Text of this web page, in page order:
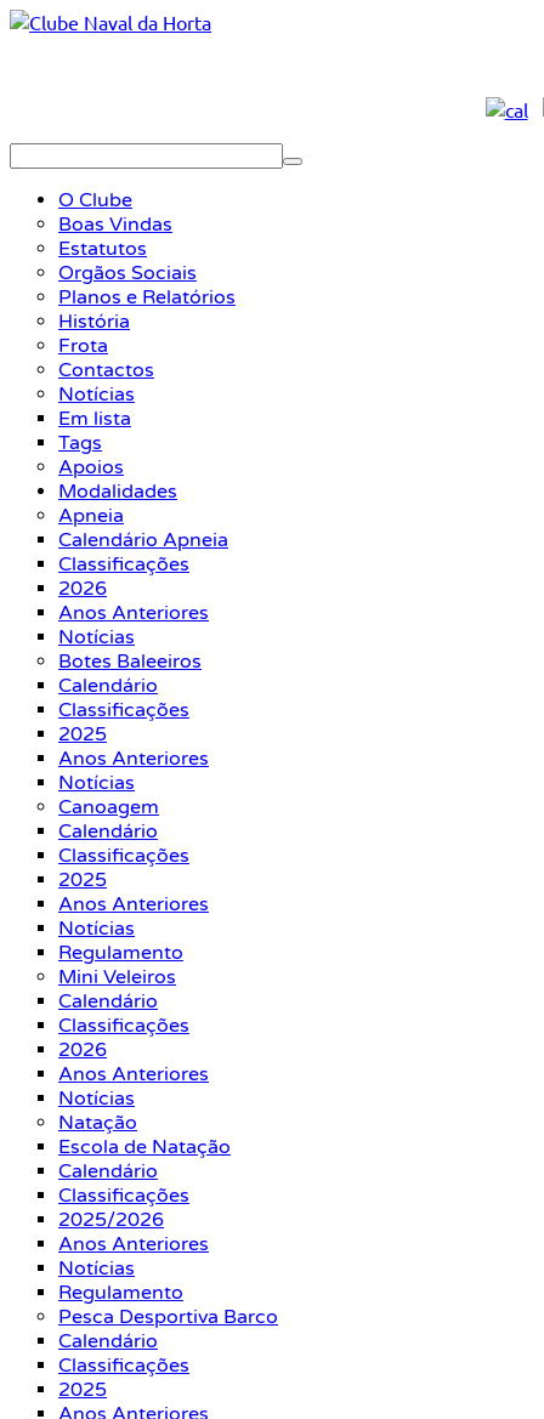
O Clube
Boas Vindas
Estatutos
Orgãos Sociais
Planos e Relatórios
História
Frota
Contactos
Notícias
Em lista
Tags
Apoios
Modalidades
Apneia
Calendário Apneia
Classificações
2026
Anos Anteriores
Notícias
Botes Baleeiros
Calendário
Classificações
2025
Anos Anteriores
Notícias
Canoagem
Calendário
Classificações
2025
Anos Anteriores
Notícias
Regulamento
Mini Veleiros
Calendário
Classificações
2026
Anos Anteriores
Notícias
Natação
Escola de Natação
Calendário
Classificações
2025/2026
Anos Anteriores
Notícias
Regulamento
Pesca Desportiva Barco
Calendário
Classificações
2025
Anos Anteriores